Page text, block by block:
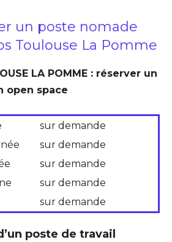
un poste nomade
Toulouse La Pomme
LA POMME : réserver un
open space
sur demande
sur demande
sur demande
sur demande
sur demande
poste de travail